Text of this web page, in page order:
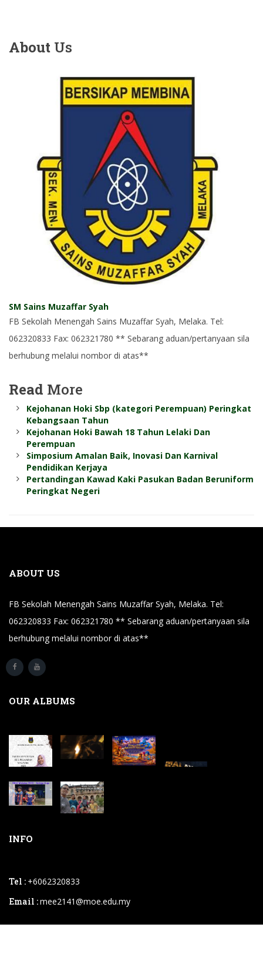
About Us
SM Sains Muzaffar Syah
FB Sekolah Menengah Sains Muzaffar Syah, Melaka. Tel:
062320833 Fax: 062321780 ** Sebarang aduan/pertanyaan sila
berhubung melalui nombor di atas**
Read More
Kejohanan Hoki Sbp (kategori Perempuan) Peringkat
Kebangsaan Tahun
Kejohanan Hoki Bawah 18 Tahun Lelaki Dan
Perempuan
Simposium Amalan Baik, Inovasi Dan Karnival
Pendidikan Kerjaya
Pertandingan Kawad Kaki Pasukan Badan Beruniform
Peringkat Negeri
ABOUT US
FB Sekolah Menengah Sains Muzaffar Syah, Melaka. Tel:
062320833 Fax: 062321780 ** Sebarang aduan/pertanyaan sila
berhubung melalui nombor di atas**
OUR ALBUMS
INFO
Tel : +6062320833
Email :mee2141@moe.edu.my